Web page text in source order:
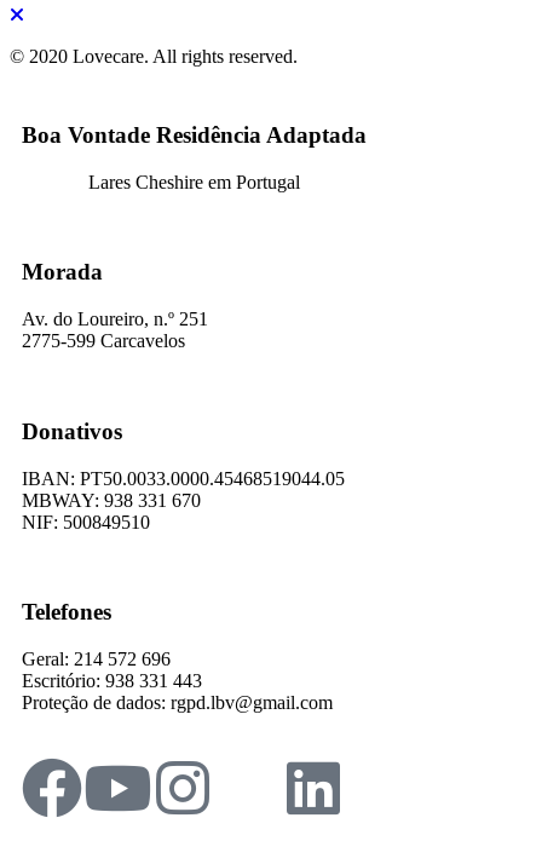
© 2020 Lovecare. All rights reserved.
Boa Vontade Residência Adaptada
Lares Cheshire em Portugal
Morada
Av. do Loureiro, n.º 251
2775-599 Carcavelos
Donativos
IBAN: PT50.0033.0000.45468519044.05
​MBWAY: 938 331 670
​NIF: 500849510
Telefones
Geral: 214 572 696
Escritório: 938 331 443
Proteção de dados: rgpd.lbv@gmail.com